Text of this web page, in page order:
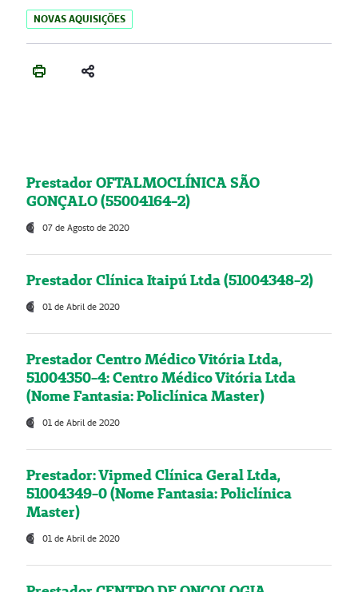
NOVAS AQUISIÇÕES
Prestador OFTALMOCLÍNICA SÃO
GONÇALO (55004164-2)
07 de Agosto de 2020
Prestador Clínica Itaipú Ltda (51004348-2)
01 de Abril de 2020
Prestador Centro Médico Vitória Ltda,
51004350-4: Centro Médico Vitória Ltda
(Nome Fantasia: Policlínica Master)
01 de Abril de 2020
Prestador: Vipmed Clínica Geral Ltda,
51004349-0 (Nome Fantasia: Policlínica
Master)
01 de Abril de 2020